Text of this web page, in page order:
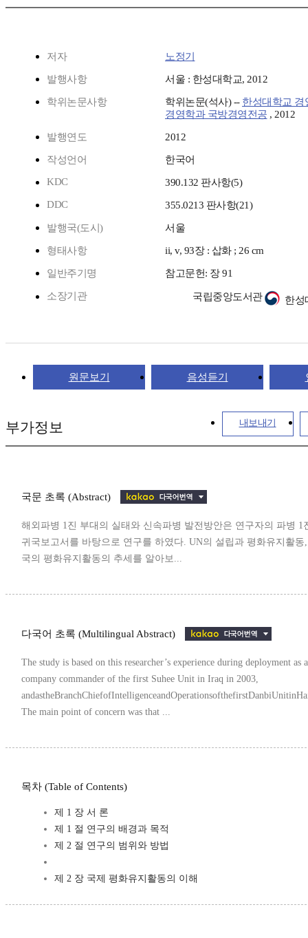
저자 노정기
발행사항 서울 : 한성대학교, 2012
학위논문사항 학위논문(석사) -- 한성대학교 경
경영학과 국방경영전공 , 2012
발행연도 2012
작성언어
한국어
KDC
390.132 판사항(5)
DDC
355.0213 판사항(21)
발행국(도시) 서울
형태사항 ii, v, 93장 : 삽화 ; 26 cm
일반주기명 참고문헌: 장 91
소장기관 국립중앙도서관 한성
원문보기 음성듣기
내보내기
부가정보
국문 초록 (Abstract)
해외파병 1진 부대의 실태와 신속파병 발전방안은 연구자의 파병 1
귀국보고서를 바탕으로 연구를 하였다. UN의 설립과 평화유지활동
국의 평화유지활동의 추세를 알아보...
다국어 초록 (Multilingual Abstract)
The study is based on this researcher’s experience during deployment as a
company commander of the first Suhee Unit in Iraq in 2003,
The main point of concern was that ...
목차 (Table of Contents)
제 1 장 서 론
제 1 절 연구의 배경과 목적
제 2 절 연구의 범위와 방법
제 2 장 국제 평화유지활동의 이해